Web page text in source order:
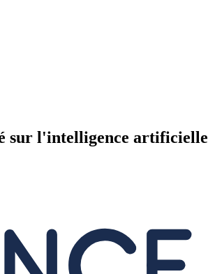
sur l'intelligence artificielle